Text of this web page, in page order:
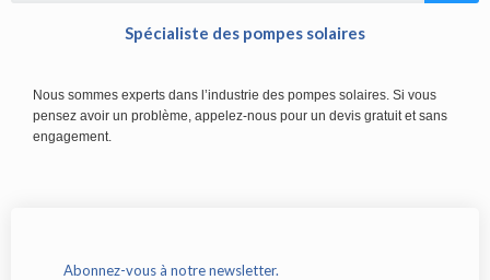
Spécialiste des pompes solaires
Nous sommes experts dans l’industrie des pompes solaires. Si vous
pensez avoir un problème, appelez-nous pour un devis gratuit et sans
engagement.
Abonnez-vous à notre newsletter.